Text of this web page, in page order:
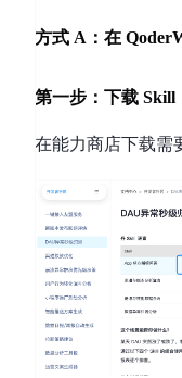
方式 A：在
第一步：下载 Skill
在能力商店下载需